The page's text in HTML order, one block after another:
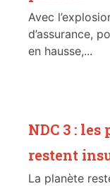
Avec
d’assurance,
en hausse,...
NDC 3 : les
restent
La planète